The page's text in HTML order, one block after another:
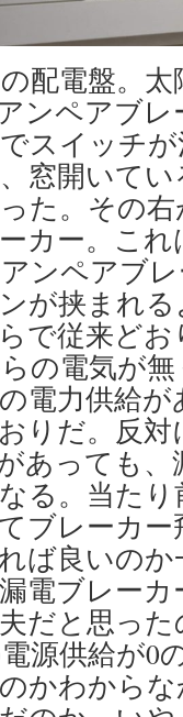
配電盤。
ンペアブ
スイッチ
窓開いて
た。その
カー。こ
ンペアブ
が挟まれ
で従来ど
の電気が
電力供給
りだ。反
あっても
る。当た
ブレーカ
ば良いの
電ブレー
だと思っ
源供給が0
かわから